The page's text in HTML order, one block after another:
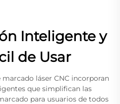
Inteligente y
de Usar
láser CNC incorporan
que simplifican las
para usuarios de todos